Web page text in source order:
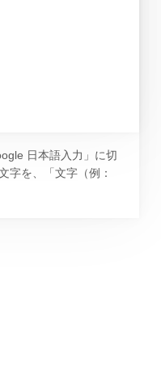
日本語入力」に切
字を、「文字（例：